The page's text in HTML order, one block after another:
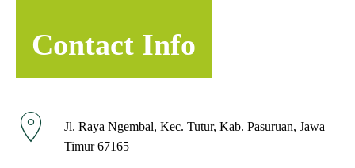
Contact Info
Jl. Raya Ngembal, Kec. Tutur, Kab. Pasuruan, Jawa
Timur 67165